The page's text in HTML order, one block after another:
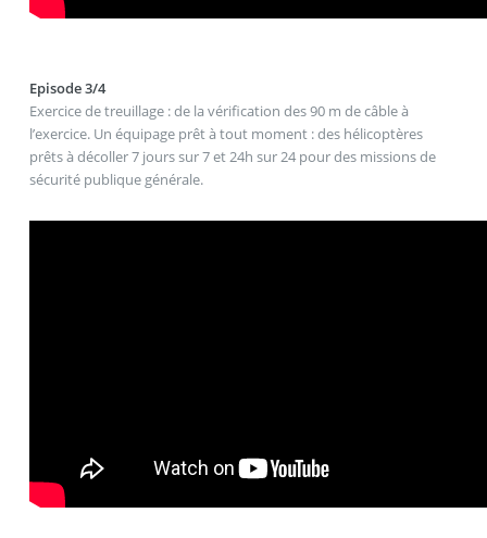
Episode 3/4
Exercice de treuillage : de la vérification des 90 m de câble à
l’exercice. Un équipage prêt à tout moment : des hélicoptères
prêts à décoller 7 jours sur 7 et 24h sur 24 pour des missions de
sécurité publique générale.